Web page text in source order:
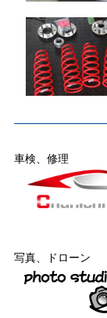
車検、修理
写真、ドローン